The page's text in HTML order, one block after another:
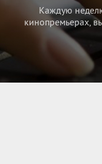
Каждую
кинопремьерах,